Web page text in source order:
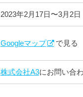
2023年2月17日〜3月2日
Googleマップ で見る
株式会社A3にお問い合